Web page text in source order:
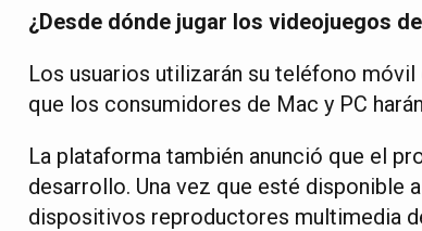
¿Desde dónde jugar los videojuegos
Los usuarios utilizarán su teléfono
que los consumidores de Mac y PC
La plataforma también anunció que el
desarrollo. Una vez que esté disponible
dispositivos reproductores multimedia